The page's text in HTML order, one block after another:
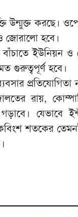
উন্মুক্ত করছে।
জোরালো হবে।
ইউনিয়ন ও
গুরুত্বপূর্ণ হবে।
রায়,
যেভাবে
শতকের